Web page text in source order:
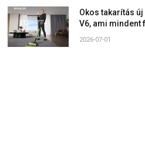
Okos takarítás
V6, ami mindent
2026-07-01